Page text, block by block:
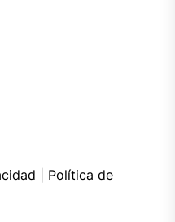
Política de